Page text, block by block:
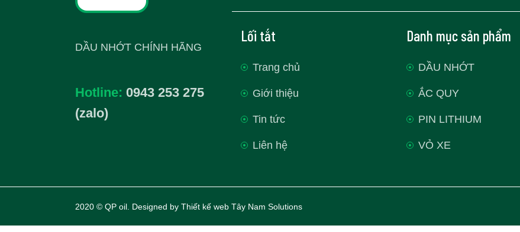
DẦU NHỚT CHÍNH HÃNG
Hotline: 0943 253 275
(zalo)
Lối tắt
Trang chủ
Giới thiệu
Tin tức
Liên hệ
Danh mục sản phẩm
DẦU NHỚT
ẮC QUY
PIN LITHIUM
VỎ XE
2020 © QP oil. Designed by Thiết kế web Tây Nam Solutions